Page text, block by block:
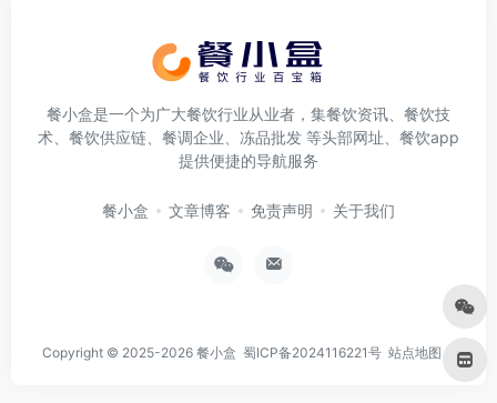
餐小盒是一个为广大餐饮行业从业者，集餐饮资讯、餐饮技
术、餐饮供应链、餐调企业、冻品批发 等头部网址、餐饮app
提供便捷的导航服务
餐小盒 文章博客 免责声明 关于我们
Copyright © 2025-2026 餐小盒 蜀ICP备2024116221号 站点地图